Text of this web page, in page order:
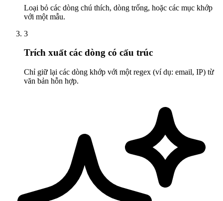
Loại bỏ các dòng chú thích, dòng trống, hoặc các mục khớp
với một mẫu.
3
Trích xuất các dòng có cấu trúc
Chỉ giữ lại các dòng khớp với một regex (ví dụ: email, IP) từ
văn bản hỗn hợp.